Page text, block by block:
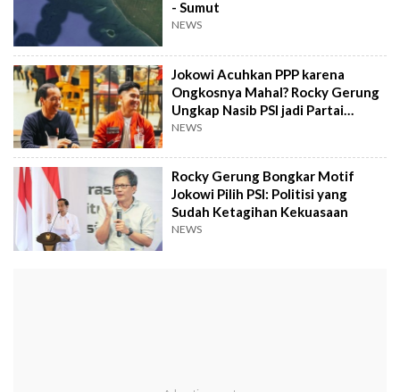
- Sumut
NEWS
Jokowi Acuhkan PPP karena
Ongkosnya Mahal? Rocky Gerung
Ungkap Nasib PSI jadi Partai
Oligarki
NEWS
Rocky Gerung Bongkar Motif
Jokowi Pilih PSI: Politisi yang
Sudah Ketagihan Kekuasaan
NEWS